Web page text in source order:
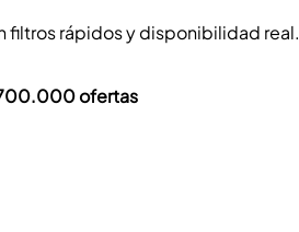
filtros rápidos y disponibilidad real.
ofertas